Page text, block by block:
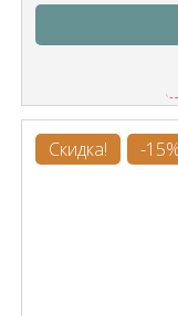
Скидка! -15%